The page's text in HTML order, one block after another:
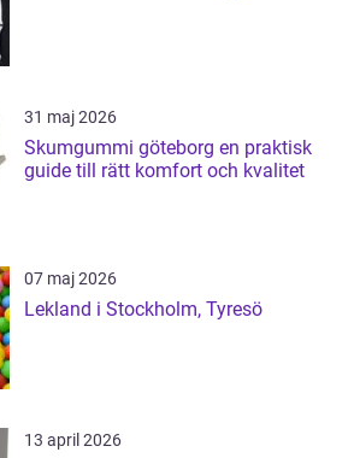
31 maj 2026
Skumgummi göteborg en praktisk
guide till rätt komfort och kvalitet
07 maj 2026
Lekland i Stockholm, Tyresö
13 april 2026